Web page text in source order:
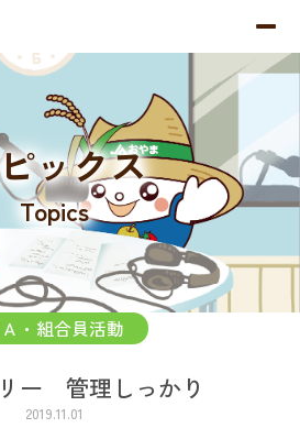
ックス
Topics
Ａ・組合員活動
ー 管理しっかり
2019.11.01